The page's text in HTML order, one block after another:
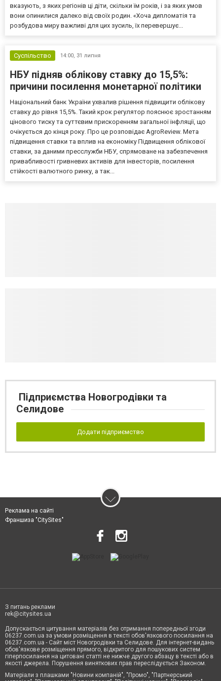
вказують, з яких регіонів ці діти, скільки їм років, і за яких умов
вони опинилися далеко від своїх родин. «Хоча дипломатія та
розбудова миру важливі для цих зусиль, їх перевершує...
Суспільство 14:00, 31 липня
НБУ підняв облікову ставку до 15,5%:
причини посилення монетарної політики
Національний банк України ухвалив рішення підвищити облікову
ставку до рівня 15,5%. Такий крок регулятор пояснює зростанням
цінового тиску та суттєвим прискоренням загальної інфляції, що
очікується до кінця року. Про це розповідає AgroReview. Мета
підвищення ставки та вплив на економіку Підвищення облікової
ставки, за даними пресслужби НБУ, спрямоване на забезпечення
привабливості гривневих активів для інвесторів, посилення
стійкості валютного ринку, а так...
Підприємства Новогродівки та
Селидове
Додати підприємство
Реклама на сайті
Франшиза "CitySites"
З питань реклами
rek@citysites.ua
Допускається цитування матеріалів без отримання попередньої згоди
06237.com.ua за умови розміщення в тексті обов'язкового посилання на
06237.com.ua - Сайт міст Новогродівки та Селидове. Для інтернет-видань
обов'язкове розміщення прямого, відкритого для пошукових систем
гіперпосилання на цитовані статті не нижче другого абзацу в тексті або в
якості джерела. Порушення виняткових прав переслідується Законом.
Матеріали з плашками "Новини компаній", "Промо", "Партнерський